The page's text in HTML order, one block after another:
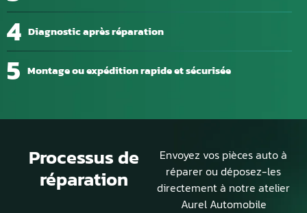
4 Diagnostic après réparation
5 Montage ou expédition rapide et sécurisée
Processus de
réparation
Envoyez vos pièces auto à
réparer ou déposez-les
directement à notre atelier
Aurel Automobile